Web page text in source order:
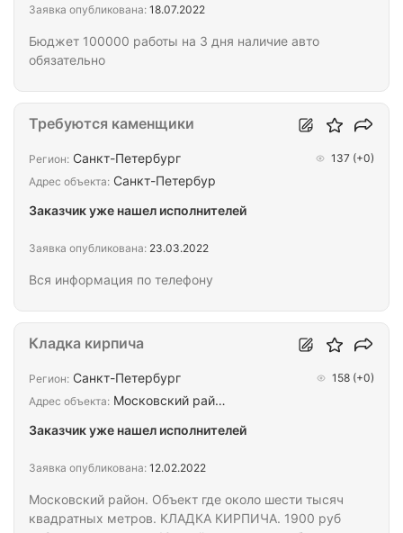
Бюджет 100000 работы на 3 дня наличие авто
обязательно
Заявка опубликована: 18.07.2022
Вся информация по телефону
Требуются каменщики
Регион: Санкт-Петербург 137 (+0)
Адрес объекта: Санкт-Петербур
Заказчик уже нашел исполнителей
Заявка опубликована: 23.03.2022
Московский район. Объект где около шести тысяч
квадратных метров. КЛАДКА КИРПИЧА. 1900 руб
Кладка кирпича
Регион: Санкт-Петербург 158 (+0)
Адрес объекта: Московский рай…
Заказчик уже нашел исполнителей
Заявка опубликована: 12.02.2022